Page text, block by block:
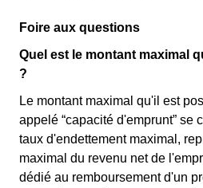
Foire aux questions
Quel est le montant maximal
?
Le montant maximal qu'il est
appelé “capacité d'emprunt” se
taux d'endettement maximal,
maximal du revenu net de
dédié au remboursement d'un